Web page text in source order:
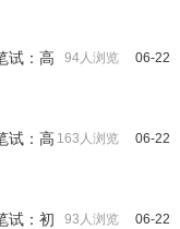
06-22
94人浏览
试：高
06-22
163人浏览
试：高
06-22
93人浏览
试：初